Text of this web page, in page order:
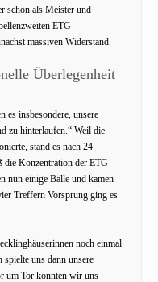
schon als Meister und
ETG
massiven Widerstand.
Überlegenheit
es insbesondere, unsere
zu hinterlaufen.“ Weil die
stand es nach 24
die Konzentration der ETG
nun einige Bälle und kamen
Treffern Vorsprung ging es
noch einmal
uns dann unsere
um Tor konnten wir uns